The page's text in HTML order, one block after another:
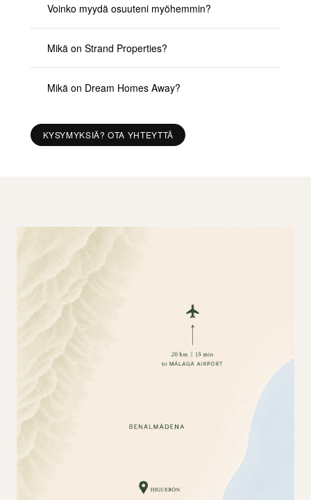
Voinko myydä osuuteni myöhemmin?
Mikä on Strand Properties?
Mikä on Dream Homes Away?
KYSYMYKSIÄ? OTA YHTEYTTÄ